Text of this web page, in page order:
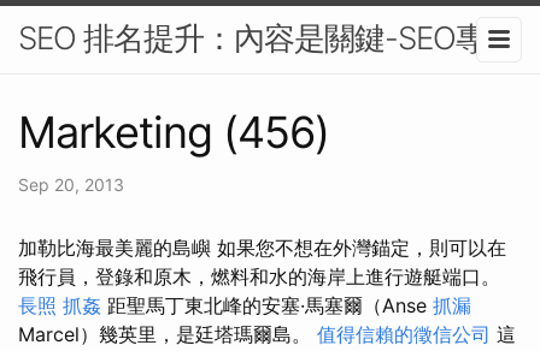
SEO 排名提升：內容是關鍵-SEO專家
Marketing (456)
Sep 20, 2013
加勒比海最美麗的島嶼 如果您不想在外灣錨定，則可以在
飛行員，登錄和原木，燃料和水的海岸上進行遊艇端口。
長照 抓姦 距聖馬丁東北峰的安塞·馬塞爾（Anse 抓漏
Marcel）幾英里，是廷塔瑪爾島。 值得信賴的徵信公司 這